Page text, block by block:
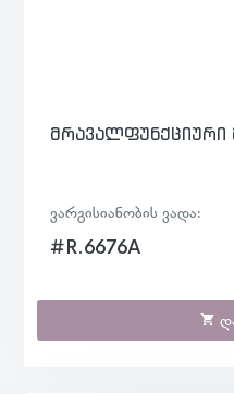
მრავალფუნქციური
ვარგისიანობის ვადა:
#R.6676A